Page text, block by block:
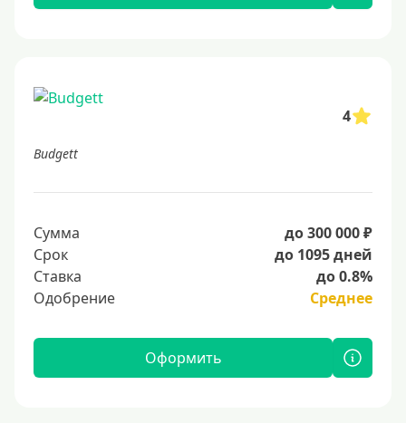
4
Budgett
Сумма
до 300 000 ₽
Срок
до 1095 дней
Ставка
до 0.8%
Одобрение
Среднее
Оформить